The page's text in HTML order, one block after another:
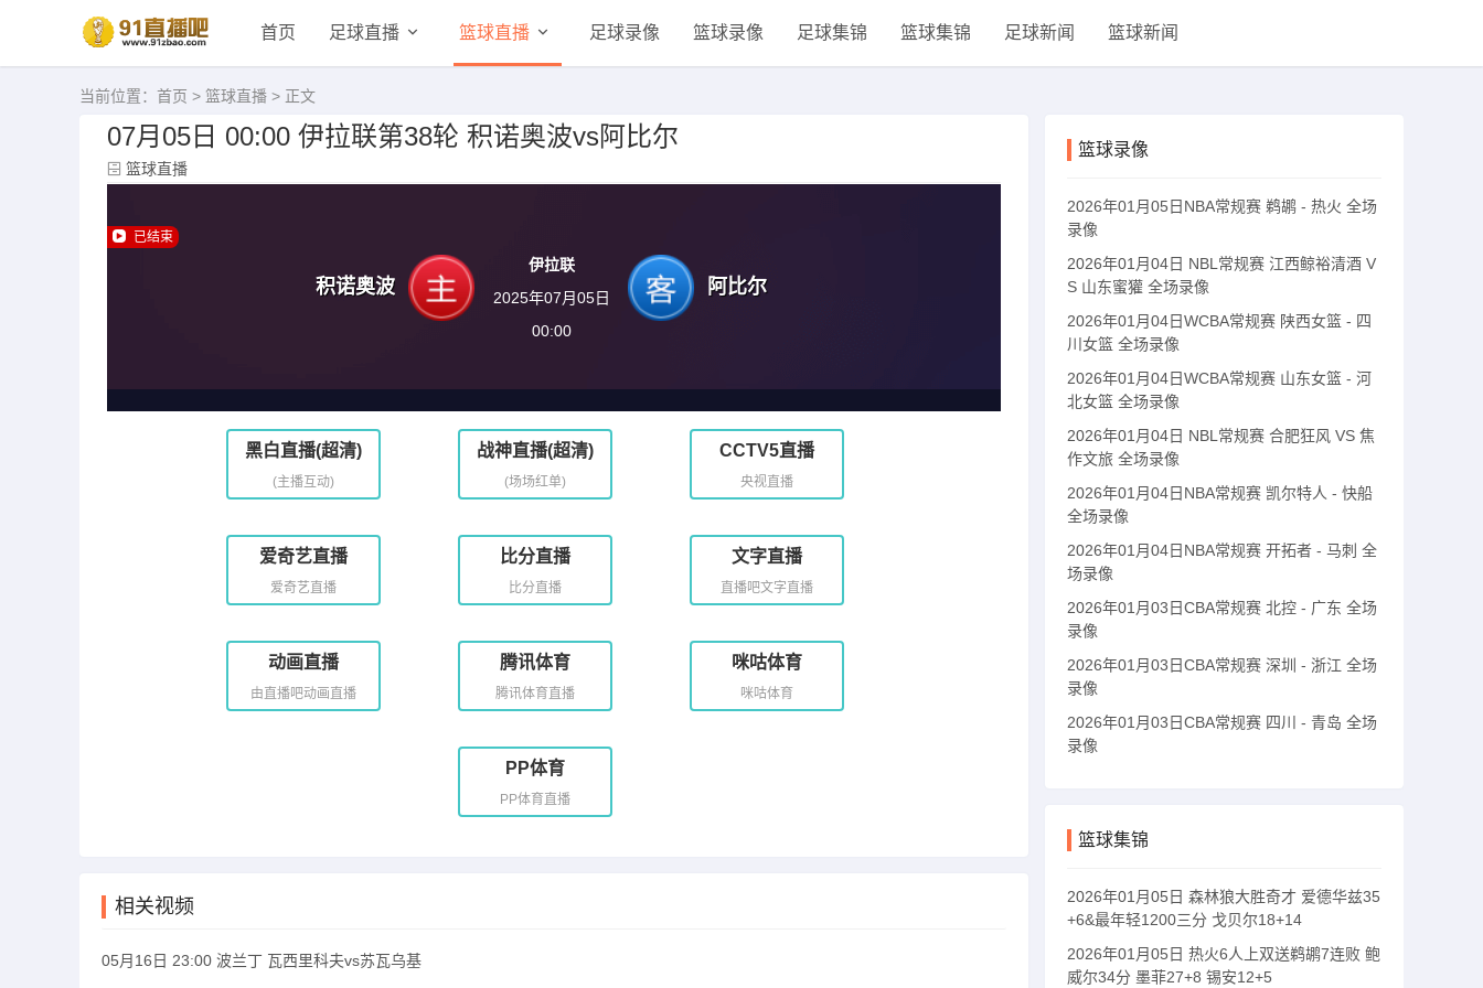
首页 足球直播 篮球直播 足球录像 篮球录像 足球集锦 篮球集锦 足球新闻 篮球新闻
当前位置： 首页 > 篮球直播 > 正文
07月05日 00:00 伊拉联第38轮 积诺奥波vs阿比尔
篮球直播
已结束
积诺奥波
伊拉联
2025年07月05日
00:00
阿比尔
黑白直播(超清)
(主播互动)
战神直播(超清)
(场场红单)
CCTV5直播
央视直播
爱奇艺直播
爱奇艺直播
比分直播
比分直播
文字直播
直播吧文字直播
动画直播
由直播吧动画直播
腾讯体育
腾讯体育直播
咪咕体育
咪咕体育
PP体育
PP体育直播
相关视频
05月16日 23:00 波兰丁 瓦西里科夫vs苏瓦乌基
篮球录像
2026年01月05日NBA常规赛 鹈鹕 - 热火 全场
录像
2026年01月04日 NBL常规赛 江西鲸裕清酒 V
S 山东蜜獾 全场录像
2026年01月04日WCBA常规赛 陕西女篮 - 四
川女篮 全场录像
2026年01月04日WCBA常规赛 山东女篮 - 河
北女篮 全场录像
2026年01月04日 NBL常规赛 合肥狂风 VS 焦
作文旅 全场录像
2026年01月04日NBA常规赛 凯尔特人 - 快船
全场录像
2026年01月04日NBA常规赛 开拓者 - 马刺 全
场录像
2026年01月03日CBA常规赛 北控 - 广东 全场
录像
2026年01月03日CBA常规赛 深圳 - 浙江 全场
录像
2026年01月03日CBA常规赛 四川 - 青岛 全场
录像
篮球集锦
2026年01月05日 森林狼大胜奇才 爱德华兹35
+6&最年轻1200三分 戈贝尔18+14
2026年01月05日 热火6人上双送鹈鹕7连败 鲍
威尔34分 墨菲27+8 锡安12+5